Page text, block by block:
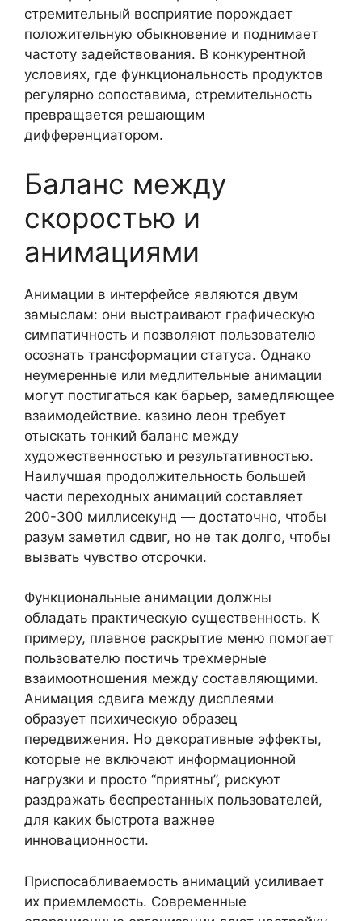
стремительный восприятие порождает
положительную обыкновение и поднимает
частоту задействования. В конкурентной
условиях, где функциональность продуктов
регулярно сопоставима, стремительность
превращается решающим
дифференциатором.
Баланс между
скоростью и
анимациями
Анимации в интерфейсе являются двум
замыслам: они выстраивают графическую
симпатичность и позволяют пользователю
осознать трансформации статуса. Однако
неумеренные или медлительные анимации
могут постигаться как барьер, замедляющее
взаимодействие. казино леон требует
отыскать тонкий баланс между
художественностью и результативностью.
Наилучшая продолжительность большей
части переходных анимаций составляет
200-300 миллисекунд — достаточно, чтобы
разум заметил сдвиг, но не так долго, чтобы
вызвать чувство отсрочки.
Функциональные анимации должны
обладать практическую существенность. К
примеру, плавное раскрытие меню помогает
пользователю постичь трехмерные
взаимоотношения между составляющими.
Анимация сдвига между дисплеями
образует психическую образец
передвижения. Но декоративные эффекты,
которые не включают информационной
нагрузки и просто “приятны”, рискуют
раздражать беспрестанных пользователей,
для каких быстрота важнее
инновационности.
Приспосабливаемость анимаций усиливает
их приемлемость. Современные